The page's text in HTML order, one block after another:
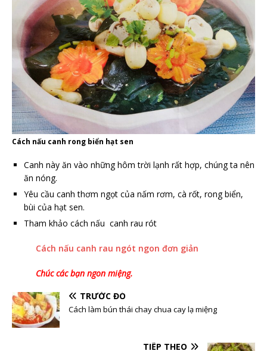
Cách nấu canh rong biển hạt sen
Canh này ăn vào những hôm trời lạnh rất hợp, chúng ta nên
ăn nóng.
Yêu cầu canh thơm ngọt của nấm rơm, cà rốt, rong biển,
bùi của hạt sen.
Tham khảo cách nấu canh rau rót
Cách nấu canh rau ngót ngon đơn giản
Chúc các bạn ngon miệng.
TRƯỚC ĐÓ
Cách làm bún thái chay chua cay lạ miệng
TIẾP THEO